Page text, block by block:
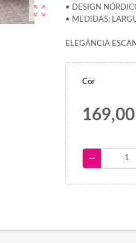
zoom_out_map
• DESIGN
• MEDIDAS:
ELEGÂNCIA
Cor
remove